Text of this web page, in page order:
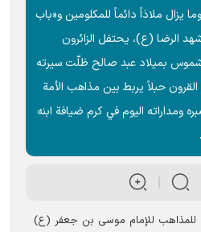
يزال ملاذاً دائماً للمكلومين و«باب
الرضا (ع)، يحتفل الزائرون
بميلاد عبد صالح ظلّت سيرته
القرون حبلاً يربط بين مذاهب الأمة
ومداراته اليوم في كرم ضيافة ابنه
للمذاهب للإمام موسى بن جعفر (ع)